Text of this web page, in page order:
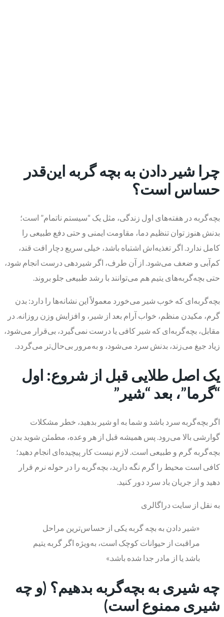
چرا شیر دادن به بچه گربه این‌قدر
حساس است؟
بچه‌گربه در هفته‌های اول زندگی، مثل یک “سیستم ناتمام” است؛
بدنش هنوز توان تنظیم دما، مقاومت ایمنی و حتی دفع طبیعی را
کامل ندارد. اگر تغذیه‌اش اشتباه باشد، خیلی سریع دچار افت قند،
کم‌آبی و ضعف می‌شود. از آن طرف، اگر شیردهی درست انجام شود،
حتی بچه‌گربه‌های یتیم هم می‌توانند با رشد طبیعی جلو بروند.
بچه‌گربه‌ای که خوب شیر می‌خورد معمولاً این نشانه‌ها را دارد: بدن
گرم، مکیدن منظم، خواب آرام بعد از شیر، و افزایش وزن روزانه. در
مقابل، بچه‌گربه‌ای که شیر کافی یا درست نمی‌گیرد، بی‌قرار می‌شود،
زیاد جیغ می‌زند، بدنش سرد می‌شود، و به‌مرور بی‌حال‌تر می‌گردد.
یک اصل طلایی قبل از شروع: اول
“گرما”، بعد “شیر”
اگر بچه‌گربه سرد باشد و شما به او شیر بدهید، خطر مشکلات
گوارشی بالا می‌رود. پس همیشه قبل از هر وعده، مطمئن شوید بدن
بچه‌گربه گرم و طبیعی است. لازم نیست کار پیچیده‌ای انجام دهید؛
کافی است محیط را گرم نگه دارید، بچه‌گربه را در حوله نرم قرار
دهید و از جریان باد سرد دور کنید.
به نقل از سایت دراگالری
«شیر دادن به بچه گربه یکی از حساس‌ترین مراحل
مراقبت از حیوانات کوچک است، به‌ویژه اگر گربه یتیم
باشد یا از مادر جدا شده باشد.»
چه شیری به بچه‌گربه بدهیم؟ (و چه
شیری ممنوع است)